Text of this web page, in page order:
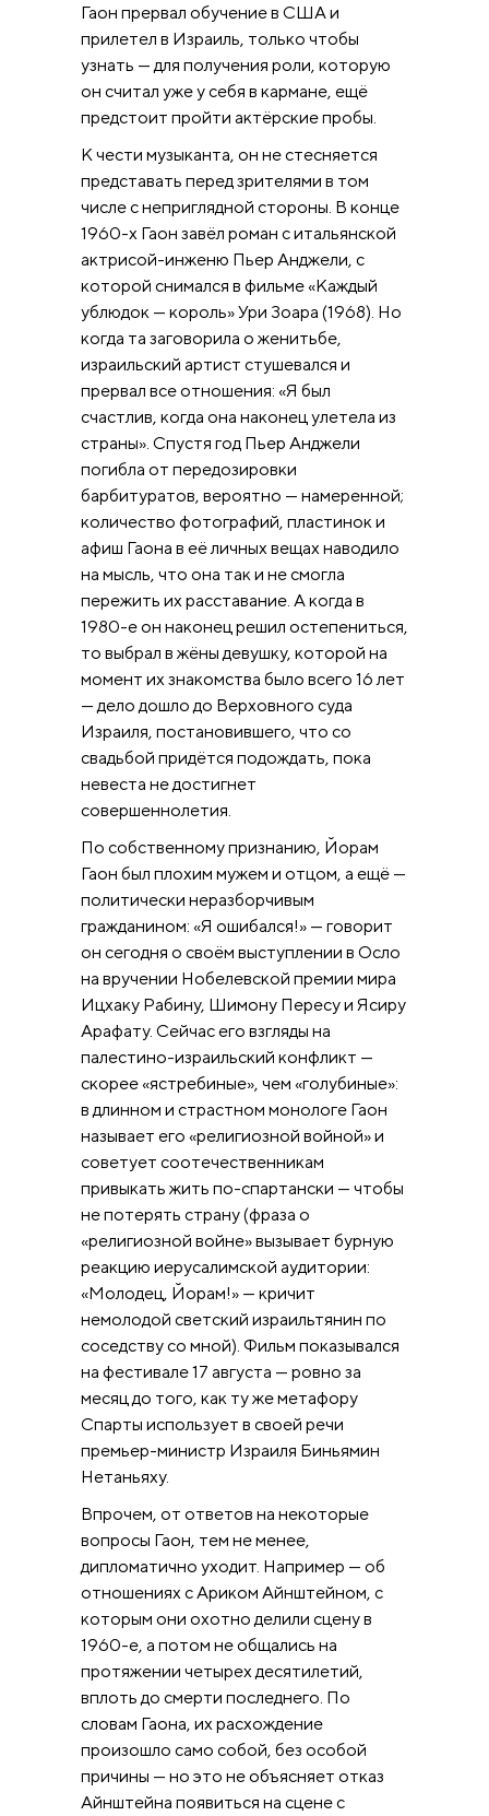
Гаон прервал обучение в США и
прилетел в Израиль, только чтобы
узнать — для получения роли, которую
он считал уже у себя в кармане, ещё
предстоит пройти актёрские пробы.
К чести музыканта, он не стесняется
представать перед зрителями в том
числе с неприглядной стороны. В конце
1960-х Гаон завёл роман с итальянской
актрисой-инженю Пьер Анджели, с
которой снимался в фильме «Каждый
ублюдок — король» Ури Зоара (1968). Но
когда та заговорила о женитьбе,
израильский артист стушевался и
прервал все отношения: «Я был
счастлив, когда она наконец улетела из
страны». Спустя год Пьер Анджели
погибла от передозировки
барбитуратов, вероятно — намеренной;
количество фотографий, пластинок и
афиш Гаона в её личных вещах наводило
на мысль, что она так и не смогла
пережить их расставание. А когда в
1980-е он наконец решил остепениться,
то выбрал в жёны девушку, которой на
момент их знакомства было всего 16 лет
— дело дошло до Верховного суда
Израиля, постановившего, что со
свадьбой придётся подождать, пока
невеста не достигнет
совершеннолетия.
По собственному признанию, Йорам
Гаон был плохим мужем и отцом, а ещё —
политически неразборчивым
гражданином: «Я ошибался!» — говорит
он сегодня о своём выступлении в Осло
на вручении Нобелевской премии мира
Ицхаку Рабину, Шимону Пересу и Ясиру
Арафату. Сейчас его взгляды на
палестино-израильский конфликт —
скорее «ястребиные», чем «голубиные»:
в длинном и страстном монологе Гаон
называет его «религиозной войной» и
советует соотечественникам
привыкать жить по-спартански — чтобы
не потерять страну (фраза о
«религиозной войне» вызывает бурную
реакцию иерусалимской аудитории:
«Молодец, Йорам!» — кричит
немолодой светский израильтянин по
соседству со мной). Фильм показывался
на фестивале 17 августа — ровно за
месяц до того, как ту же метафору
Спарты использует в своей речи
премьер-министр Израиля Биньямин
Нетаньяху.
Впрочем, от ответов на некоторые
вопросы Гаон, тем не менее,
дипломатично уходит. Например — об
отношениях с Ариком Айнштейном, с
которым они охотно делили сцену в
1960-е, а потом не общались на
протяжении четырех десятилетий,
вплоть до смерти последнего. По
словам Гаона, их расхождение
произошло само собой, без особой
причины — но это не объясняет отказ
Айнштейна появиться на сцене с